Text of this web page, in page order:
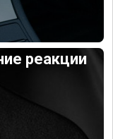
реакции